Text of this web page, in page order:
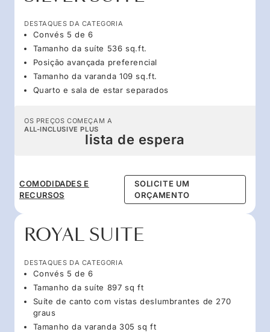
DESTAQUES DA CATEGORIA
Convés 5 de 6
Tamanho da suíte 536 sq.ft.
Posição avançada preferencial
Tamanho da varanda 109 sq.ft.
Quarto e sala de estar separados
OS PREÇOS COMEÇAM A
ALL-INCLUSIVE PLUS
lista de espera
COMODIDADES E
RECURSOS
SOLICITE UM
ORÇAMENTO
ROYAL SUITE
DESTAQUES DA CATEGORIA
Convés 5 de 6
Tamanho da suíte 897 sq ft
Suíte de canto com vistas deslumbrantes de 270
graus
Tamanho da varanda 305 sq ft